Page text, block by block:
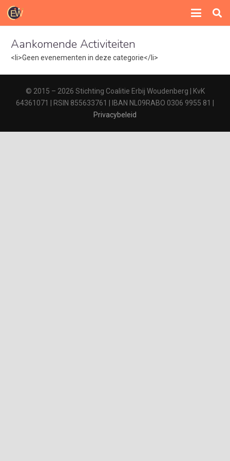
Aankomende Activiteiten
<li>Geen evenementen in deze categorie</li>
© 2015 – 2026 Stichting Coalitie Erbij Woudenberg | KvK
64361071 | RSIN 855633761 | IBAN NL09RABO 0306 9955 81 |
Privacybeleid